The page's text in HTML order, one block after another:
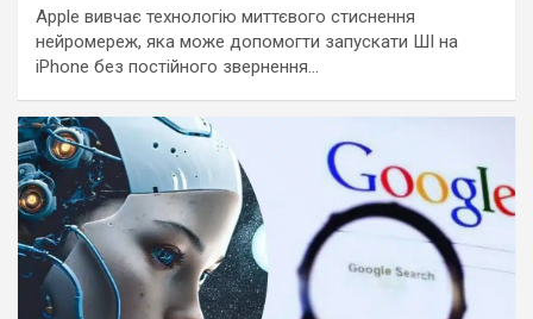
Apple вивчає технологію миттєвого стиснення
нейромереж, яка може допомогти запускати ШІ на
iPhone без постійного звернення…